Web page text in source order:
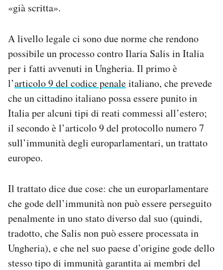
«già scritta».
A livello legale ci sono due norme che rendono
possibile un processo contro Ilaria Salis in Italia
per i fatti avvenuti in Ungheria. Il primo è
l’articolo 9 del codice penaleitaliano, che prevede
che un cittadino italiano possa essere punito in
Italia per alcuni tipi di reati commessi all’estero;
il secondo è l’articolo 9 del protocollo numero 7
sull’immunità degli europarlamentari, un trattato
europeo.
Il trattato dice due cose: che un europarlamentare
che gode dell’immunità non può essere perseguito
penalmente in uno stato diverso dal suo (quindi,
tradotto, che Salis non può essere processata in
Ungheria), e che nel suo paese d’origine gode dello
stesso tipo di immunità garantita ai membri del